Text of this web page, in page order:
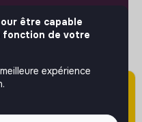
publiée il y a
et est sans
à jour.
être capable
fonction de votre
expérience